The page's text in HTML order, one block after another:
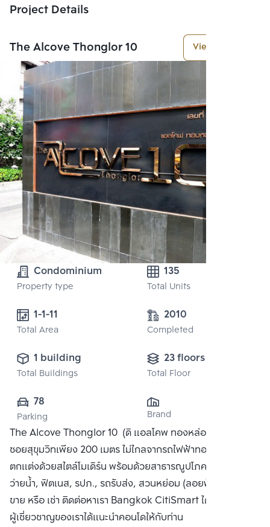
Project Details
The Alcove Thonglor 10 View More
Condominium
Property type
135
Total Units
1-1-11
Total Area
2010
Completed
1 building
Total Buildings
23 floors
Total Floor
78
Parking Brand
The Alcove Thonglor 10 (ดิ แอลโคพ ทองหล่อ 10) ห่างจาก
ซอยสุขุมวิทเพียง 200 เมตร ไม่ไกลจากรถไฟฟ้าทองหล่อ คอนโด
ตกแต่งด้วยสไตล์โมเดิร์น พร้อมด้วยสาธารณูปโภคครบครัน สระ
ว่ายน้ำ, ฟิตเนส, รปภ., รถรับส่ง, สวนหย่อม (ลอยฟ้า) ได้แก่ ซื้อ
ขาย หรือ เช่า ติดต่อหาเรา Bangkok CitiSmart ได้ทันที เพื่อให้
ผู้เชี่ยวชาญของเราได้แนะนำคอนโดให้กับท่าน